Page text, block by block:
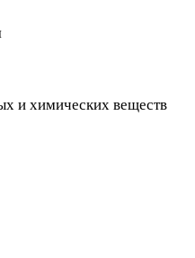
и химических веществ